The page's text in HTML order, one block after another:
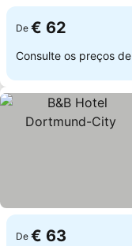
De € 62
Consulte os preços de
De € 63